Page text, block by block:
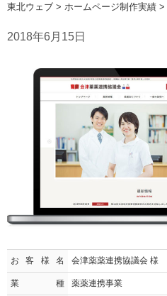
東北ウェブ > ホームページ制作実績 >
2018年6月15日
お客様名 会津薬薬連携協議会 様
業種 薬薬連携事業